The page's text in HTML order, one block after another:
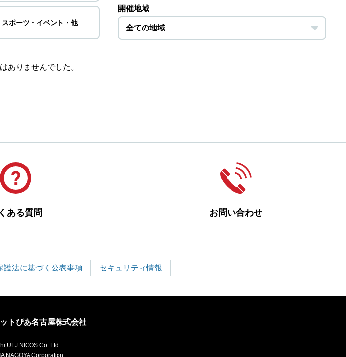
スポーツ・ イベント・他
開催地域
ありませんでした。
ある質問 お問い合わせ
護法に基づく公表事項 セキュリティ情報
トぴあ名古屋株式会社
UFJ NICOS Co. Ltd.
NAGOYA Corporation.